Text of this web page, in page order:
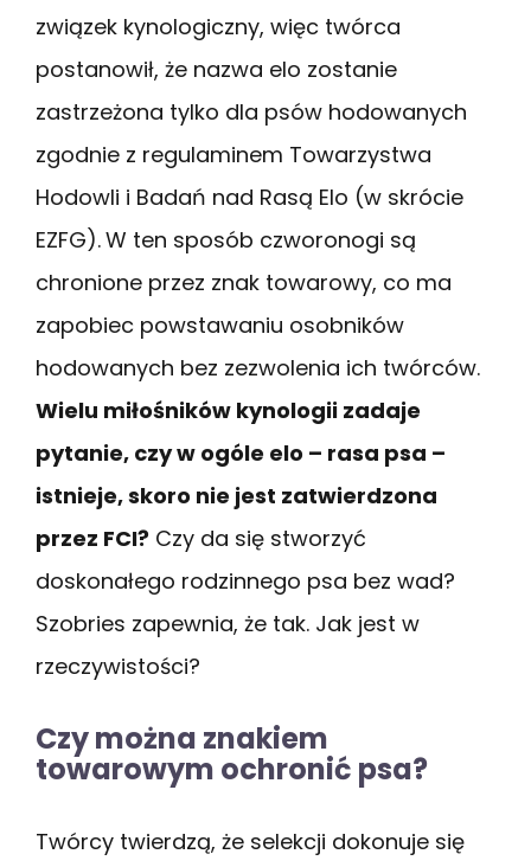
związek kynologiczny, więc twórca
postanowił, że nazwa elo zostanie
zastrzeżona tylko dla psów hodowanych
zgodnie z regulaminem Towarzystwa
Hodowli i Badań nad Rasą Elo (w skrócie
EZFG).W ten sposób czworonogi są
chronione przez znak towarowy, co ma
zapobiec powstawaniu osobników
hodowanych bez zezwolenia ich twórców.
Wielu miłośników kynologii zadaje
pytanie, czy w ogóle elo – rasa psa –
istnieje, skoro nie jest zatwierdzona
przez FCI? Czy da się stworzyć
doskonałego rodzinnego psa bez wad?
Szobries zapewnia, że tak. Jak jest w
rzeczywistości?
Czy można znakiem
towarowym ochronić psa?
Twórcy twierdzą, że selekcji dokonuje się